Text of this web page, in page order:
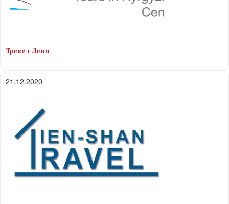
Тревел Ленд
21.12.2020